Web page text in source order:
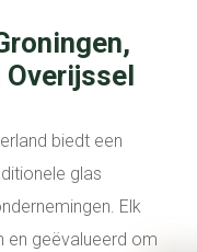
Overijssel
biedt een
glas
Elk
en geëvalueerd om